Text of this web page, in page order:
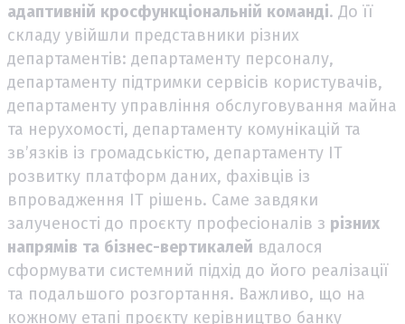
адаптивній кросфункціональній команді. До її
складу увійшли представники різних
департаментів: департаменту персоналу,
департаменту підтримки сервісів користувачів,
департаменту управління обслуговування майна
та нерухомості, департаменту комунікацій та
зв’язків із громадськістю, департаменту ІТ
розвитку платформ даних, фахівців із
впровадження ІТ рішень. Саме завдяки
залученості до проєкту професіоналів з різних
напрямів та бізнес-вертикалей вдалося
сформувати системний підхід до його реалізації
та подальшого розгортання. Важливо, що на
кожному етапі проєкту керівництво банку